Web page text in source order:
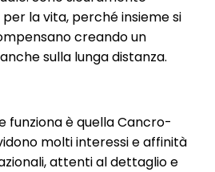
la vita, perché insieme si
creando un
sulla lunga distanza.
funziona è quella Cancro-
molti interessi e affinità
attenti al dettaglio e
to measure and optimize the success
on the processing of your data in
linked in the footer (Section
time with effect for the future by
with respect to the cookies used
their storage period, please see the
cookie available by clicking “adjust”